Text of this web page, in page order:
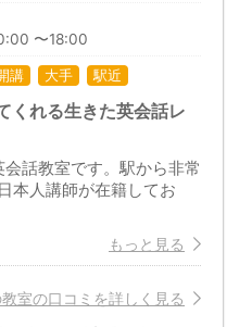
〜18:00
講 大手 駅近
くれる生きた英会話レ
話教室です。駅から非常
本人講師が在籍してお
もっと見る
教室の口コミを詳しく見る